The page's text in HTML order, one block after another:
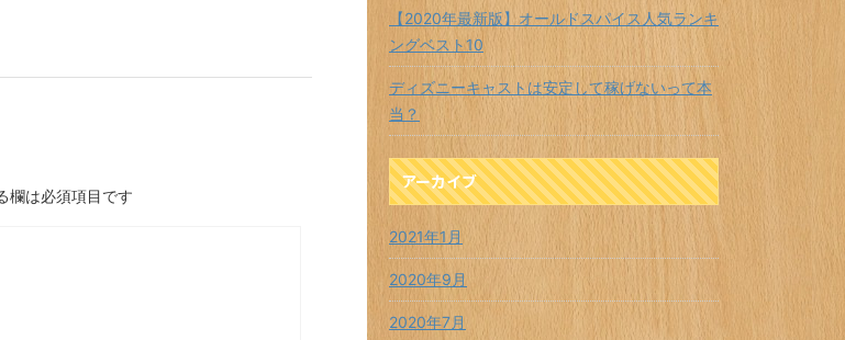
欄は必須項目です
【2020年最新版】オールドスパイス人気ランキ
ングベスト10
ディズニーキャストは安定して稼げないって本
当？
アーカイブ
2021年1月
2020年9月
2020年7月